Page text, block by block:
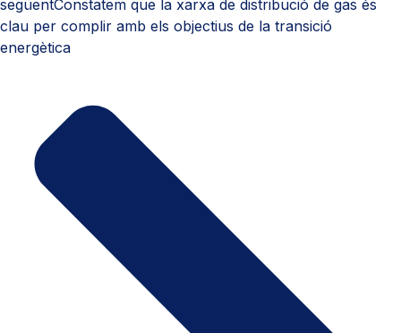
següentConstatem que la xarxa de distribució de gas és
clau per complir amb els objectius de la transició
energètica